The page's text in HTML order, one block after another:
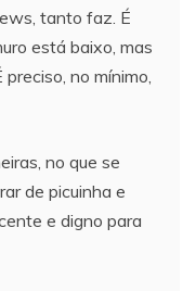
tanto faz. É
está baixo, mas
no mínimo,
no que se
de picuinha e
e digno para